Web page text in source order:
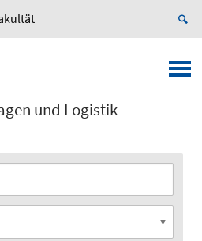
und Logistik